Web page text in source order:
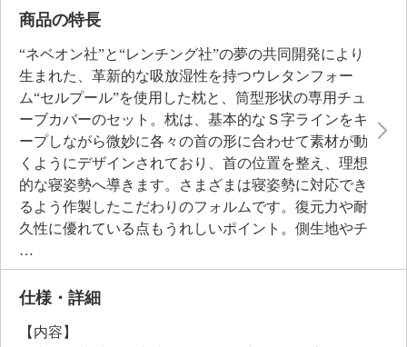
商品の特長
“ネベオン社”と“レンチング社”の夢の共同開発により
生まれた、革新的な吸放湿性を持つウレタンフォー
ム“セルプール”を使用した枕と、筒型形状の専用チュ
ーブカバーのセット。枕は、基本的なＳ字ラインをキ
ープしながら微妙に各々の首の形に合わせて素材が動
くようにデザインされており、首の位置を整え、理想
的な寝姿勢へ導きます。さまざまは寝姿勢に対応でき
るよう作製したこだわりのフォルムです。復元力や耐
久性に優れている点もうれしいポイント。側生地やチ
ューブカバーは、お肌に当たる表側には、テンセルを
１００％使用しているため、しっとりとした肌触り。
ぽこぽこと凹凸があるので、肌との接地面がさらっと
濯（ネット使用）ができ、枕の芯材は手洗いができる
仕様・詳細
【内容】